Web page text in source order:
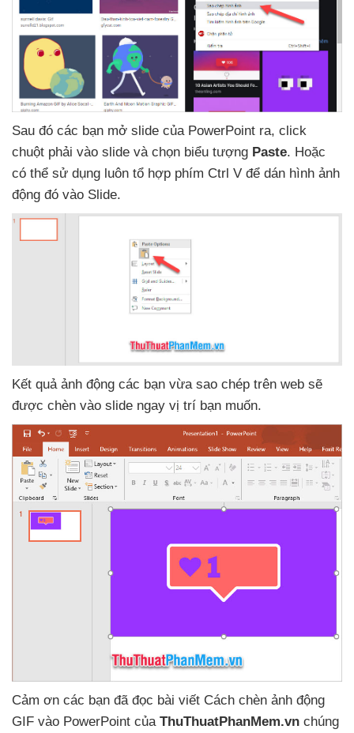
Sau đó các bạn mở slide của PowerPoint ra, click
chuột phải vào slide và chọn biểu tượng Paste. Hoặc
có thể sử dụng luôn tổ hợp phím Ctrl V để dán hình ảnh
động đó vào Slide.
Kết quả ảnh động các bạn vừa sao chép trên web sẽ
được chèn vào slide ngay vị trí bạn muốn.
Cảm ơn các bạn đã đọc bài viết Cách chèn ảnh động
GIF vào PowerPoint của ThuThuatPhanMem.vn chúng